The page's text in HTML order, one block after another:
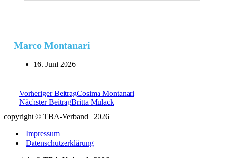
Marco Montanari
16. Juni 2026
Vorheriger BeitragCosima Montanari
Nächster BeitragBritta Mulack
copyright © TBA-Verband | 2026
Impressum
Datenschutzerklärung